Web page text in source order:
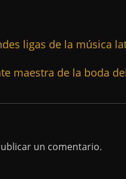
ligas de la música
maestra de la boda
un comentario.